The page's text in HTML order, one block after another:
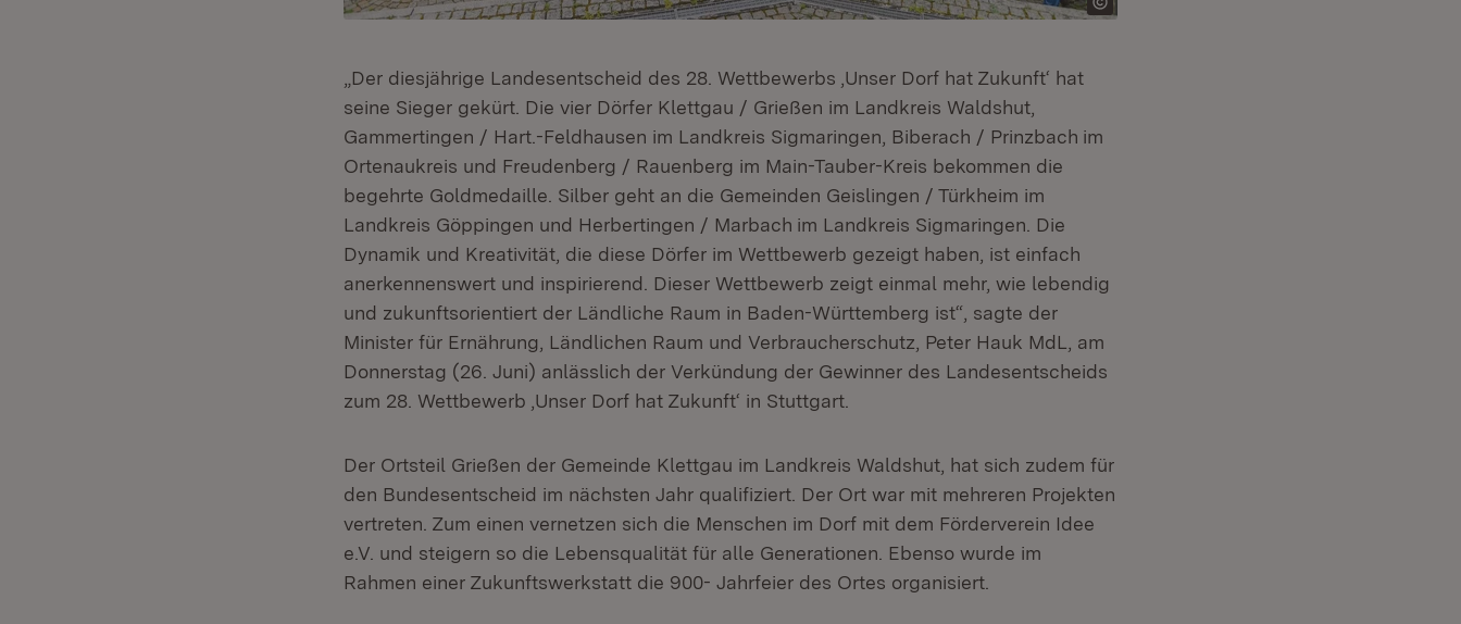
„Der diesjährige Landesentscheid des 28. Wettbewerbs ,Unser Dorf hat Zukunft‘ hat
seine Sieger gekürt. Die vier Dörfer Klettgau / Grießen im Landkreis Waldshut,
Gammertingen / Hart.-Feldhausen im Landkreis Sigmaringen, Biberach / Prinzbach im
Ortenaukreis und Freudenberg / Rauenberg im Main-Tauber-Kreis bekommen die
begehrte Goldmedaille. Silber geht an die Gemeinden Geislingen / Türkheim im
Landkreis Göppingen und Herbertingen / Marbach im Landkreis Sigmaringen. Die
Dynamik und Kreativität, die diese Dörfer im Wettbewerb gezeigt haben, ist einfach
anerkennenswert und inspirierend. Dieser Wettbewerb zeigt einmal mehr, wie lebendig
und zukunftsorientiert der Ländliche Raum in Baden-Württemberg ist“, sagte der
Minister für Ernährung, Ländlichen Raum und Verbraucherschutz, Peter Hauk MdL, am
Donnerstag (26. Juni) anlässlich der Verkündung der Gewinner des Landesentscheids
zum 28. Wettbewerb ,Unser Dorf hat Zukunft‘ in Stuttgart.
Der Ortsteil Grießen der Gemeinde Klettgau im Landkreis Waldshut, hat sich zudem für
den Bundesentscheid im nächsten Jahr qualifiziert. Der Ort war mit mehreren Projekten
vertreten. Zum einen vernetzen sich die Menschen im Dorf mit dem Förderverein Idee
e.V. und steigern so die Lebensqualität für alle Generationen. Ebenso wurde im
Rahmen einer Zukunftswerkstatt die 900- Jahrfeier des Ortes organisiert.